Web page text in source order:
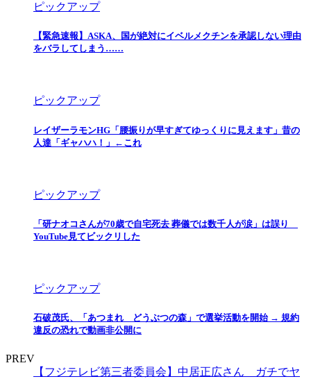
ピックアップ
【緊急速報】ASKA、国が絶対にイベルメクチンを承認しない理由
をバラしてしまう……
ピックアップ
レイザーラモンHG「腰振りが早すぎてゆっくりに見えます」昔の
人達「ギャハハ！」←これ
ピックアップ
「研ナオコさんが70歳で自宅死去 葬儀では数千人が涙」は誤り
YouTube見てビックリした
ピックアップ
石破茂氏、「あつまれ どうぶつの森」で選挙活動を開始 → 規約
違反の恐れで動画非公開に
PREV
【フジテレビ第三者委員会】中居正広さん ガチでヤ